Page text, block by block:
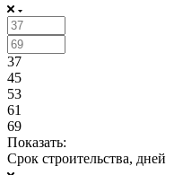
37
45
53
61
69
Показать:
Срок строительства, дней